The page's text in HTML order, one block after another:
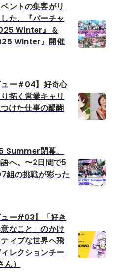
ントの集客がリ
た、『バーチャ
Winter』＆
Winter』開催
ュー＃04】好奇心
拓く営業キャリ
けた仕事の醍醐
閉幕。
へ。〜2日間で5
組の挑戦が彩った
ュー#03】「好き
なこと」のかけ
ィブな世界へ飛
レクションチー
）